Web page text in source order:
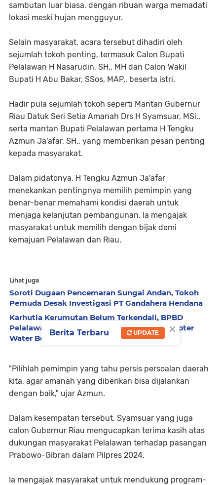
sambutan luar biasa, dengan ribuan warga memadati
lokasi meski hujan mengguyur.
Selain masyarakat, acara tersebut dihadiri oleh
sejumlah tokoh penting, termasuk Calon Bupati
Pelalawan H Nasarudin, SH., MH dan Calon Wakil
Bupati H Abu Bakar, SSos, MAP., beserta istri.
Hadir pula sejumlah tokoh seperti Mantan Gubernur
Riau Datuk Seri Setia Amanah Drs H Syamsuar, MSi.,
serta mantan Bupati Pelalawan pertama H Tengku
Azmun Ja'afar, SH., yang memberikan pesan penting
kepada masyarakat.
Dalam pidatonya, H Tengku Azmun Ja'afar
menekankan pentingnya memilih pemimpin yang
benar-benar memahami kondisi daerah untuk
menjaga kelanjutan pembangunan. Ia mengajak
masyarakat untuk memilih dengan bijak demi
kemajuan Pelalawan dan Riau.
Lihat juga
Soroti Dugaan Pencemaran Sungai Andan, Tokoh
Pemuda Desak Investigasi PT Gandahera Hendana
Karhutla Kerumutan Belum Terkendali, BPBD
Pelalawan Kerahkan 30 Personel dan Helikopter
Water Bombing
"Pilihlah pemimpin yang tahu persis persoalan daerah
kita, agar amanah yang diberikan bisa dijalankan
dengan baik," ujar Azmun.
Dalam kesempatan tersebut, Syamsuar yang juga
calon Gubernur Riau mengucapkan terima kasih atas
dukungan masyarakat Pelalawan terhadap pasangan
Prabowo-Gibran dalam Pilpres 2024.
Ia mengajak masyarakat untuk mendukung program-
×
Berita Terbaru UPDATE